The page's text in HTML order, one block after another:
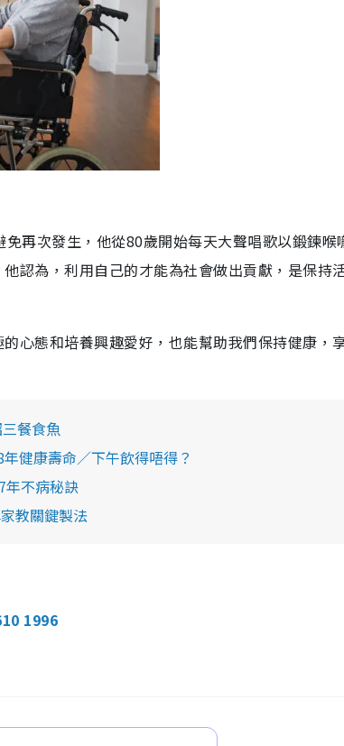
再次發生，他從80歲開始每天大聲唱歌以鍛鍊喉
認為，利用自己的才能為社會做出貢獻，是保持
心態和培養興趣愛好，也能幫助我們保持健康，
餐食魚
健康壽命／下午飲得唔得？
年不病秘訣
教關鍵製法
1996